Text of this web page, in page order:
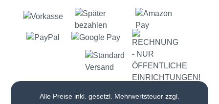
Alle Preise inkl. gesetzl. Mehrwertsteuer zzgl.